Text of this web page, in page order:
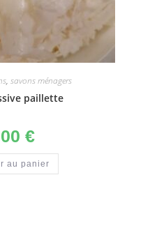
, savons ménagers
paillette
€
au panier